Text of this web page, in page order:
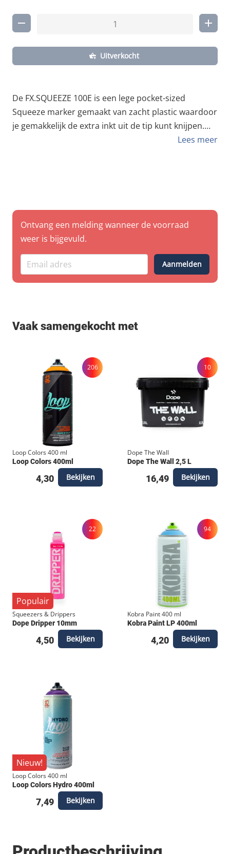
Uitverkocht
De FX.SQUEEZE 100E is een lege pocket-sized
Squeeze marker gemaakt van zacht plastic waardoor
je gemakkelijk de extra inkt uit de tip kunt knijpen.
Met de ronde vilt tip van 10.0 mm groot maak je de
Empty 10.0 mm Ronde vilt tip Gebruiksvriendelijk
Hervulbaar Tip vervangbaar
Lees meer
Ontvang een melding wanneer de voorraad
weer is bijgevuld.
Aanmelden
Vaak samengekocht met
206
Loop Colors 400 ml
Loop Colors 400ml
4,30 Bekijken
10
Dope The Wall
Dope The Wall 2,5 L
16,49 Bekijken
Populair
22
Squeezers & Drippers
Dope Dripper 10mm
4,50 Bekijken
94
Kobra Paint 400 ml
Kobra Paint LP 400ml
4,20 Bekijken
Nieuw!
Loop Colors 400 ml
Loop Colors Hydro 400ml
7,49 Bekijken